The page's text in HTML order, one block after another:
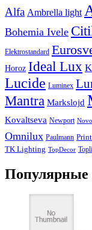
Alfa Ambrella light
Bohemia Ivele
Elektrostandard
Horoz Ideal Lux
Lucide Luminex
Mantra Markslojd
Kovaltseva Newport
Omnilux Paulmann
TK Lighting TopDecor
Популярные